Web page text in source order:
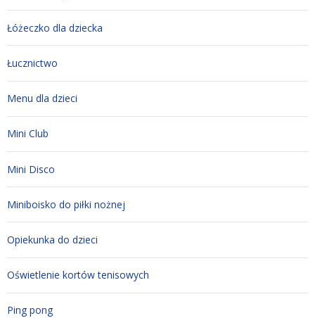
Łóżeczko dla dziecka
Łucznictwo
Menu dla dzieci
Mini Club
Mini Disco
Miniboisko do piłki nożnej
Opiekunka do dzieci
Oświetlenie kortów tenisowych
Ping pong